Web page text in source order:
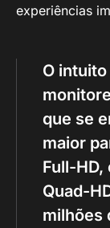
experiências
O
que se
maior
Full-HD,
Quad-
milhões